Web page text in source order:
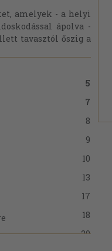
amelyek - a helyi
ápolva -
tavasztól őszig a
5
7
8
9
10
13
17
18
20